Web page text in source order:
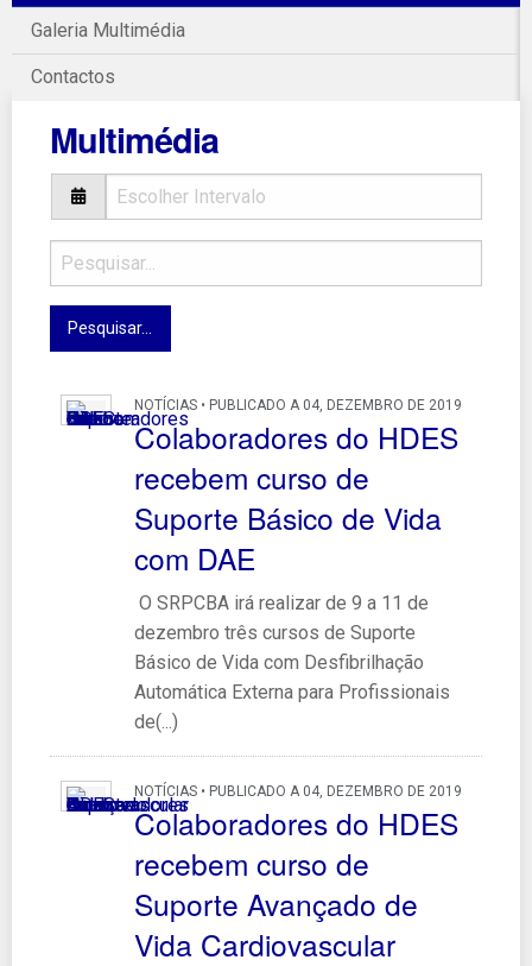
Galeria Multimédia
Contactos
Multimédia
NOTÍCIAS • PUBLICADO A 04, DEZEMBRO DE 2019
Colaboradores do HDES
recebem curso de
Suporte Básico de Vida
com DAE
O SRPCBA irá realizar de 9 a 11 de
dezembro três cursos de Suporte
Básico de Vida com Desfibrilhação
Automática Externa para Profissionais
de(...)
NOTÍCIAS • PUBLICADO A 04, DEZEMBRO DE 2019
Colaboradores do HDES
recebem curso de
Suporte Avançado de
Vida Cardiovascular